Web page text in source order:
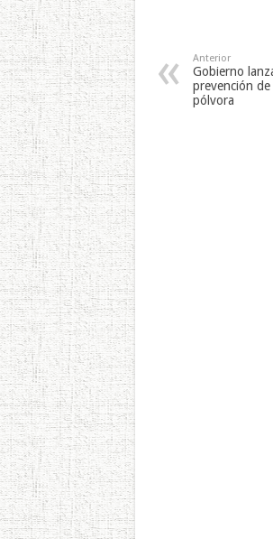
Anterior
Gobierno
prevención
pólvora